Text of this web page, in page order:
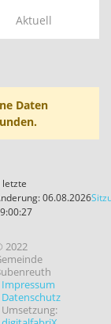
Aktuell
Daten
letzte
06.08.2026
2022
Impressum
Datenschutz
Umsetzung: